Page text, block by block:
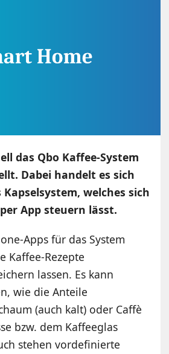
das Qbo Kaffee-System
Dabei handelt es sich
welches sich
App steuern lässt.
Apps für das System
Kaffee-Rezepte
lassen. Es kann
wie die Anteile
(auch kalt) oder Caffè
bzw. dem Kaffeeglas
stehen vordefinierte